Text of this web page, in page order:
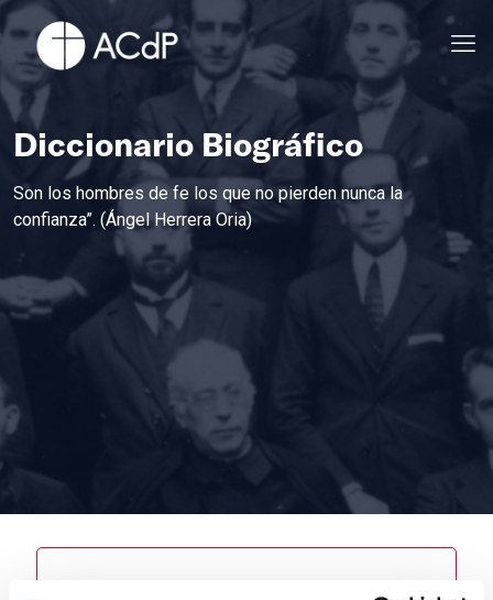
Diccionario Biográfico
Son los hombres de fe los que no pierden nunca la
confianza”. (Ángel Herrera Oria)